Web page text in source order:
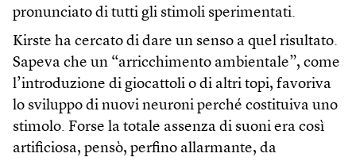
pronunciato di tutti gli stimoli sperimentati.
Kirste ha cercato di dare un senso a quel risultato.
Sapeva che un “arricchimento ambientale”, come
l’introduzione di giocattoli o di altri topi, favoriva
lo sviluppo di nuovi neuroni perché costituiva uno
stimolo. Forse la totale assenza di suoni era così
artificiosa, pensò, perfino allarmante, da